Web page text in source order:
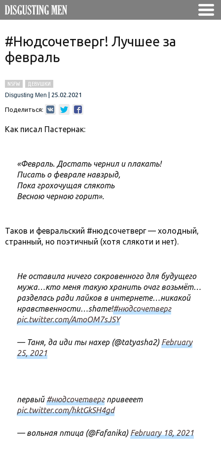
#Нюдсочетверг! Лучшее за
февраль
NSFW
ДЕВУШКИ
Disgusting Men
25.02.2021
Поделиться:
Как писал Пастернак:
«Февраль. Достать чернил и плакать!
Писать о феврале навзрыд,
Пока грохочущая слякоть
Весною черною горит».
Таков и февральский #нюдсочетверг — холодный,
странный, но поэтичный (хотя слякоти и нет).
Не оставила ничего сокровенного для будущего
мужа…кто меня такую хранить очаг возьмёт…
разделась ради лайков в интернете…никакой
нравственности…shame!#нюдсочетверг
pic.twitter.com/AmoOM7sJSY
— Таня, да иди ты нахер (@tatyasha2) February
25, 2021
первый#нюдсочетвергпривееет
pic.twitter.com/hktGkSH4gd
— вольная птица (@Fafanika) February 18, 2021